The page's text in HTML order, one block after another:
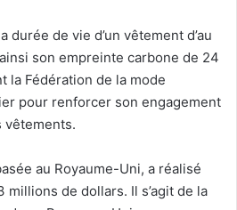
durée de vie d’un vêtement d’au
son empreinte carbone de 24
la Fédération de la mode
pour renforcer son engagement
vêtements.
au Royaume-Uni, a réalisé
de dollars. Il s’agit de la